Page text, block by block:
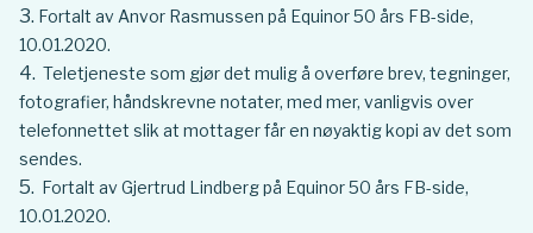
Fortalt av Anvor Rasmussen på Equinor 50 års FB-side,
10.01.2020.
Teletjeneste som gjør det mulig å overføre brev, tegninger,
fotografier, håndskrevne notater, med mer, vanligvis over
telefonnettet slik at mottager får en nøyaktig kopi av det som
sendes.
Fortalt av Gjertrud Lindberg på Equinor 50 års FB-side,
10.01.2020.